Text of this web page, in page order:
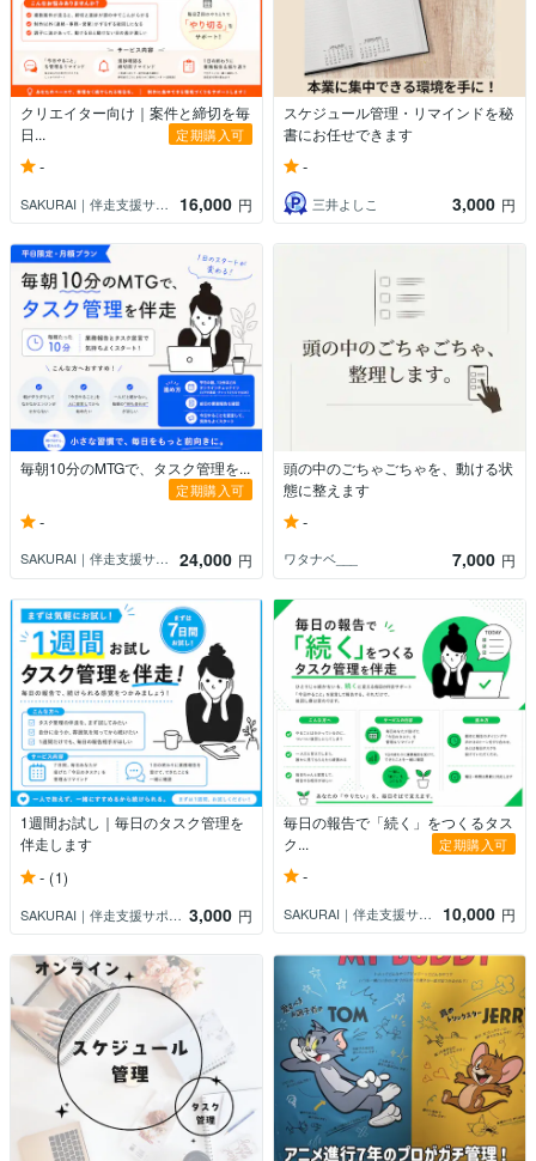
クリエイター向け｜案件と締切を毎
日...
定期購入可
-
SAKURAI｜伴走支援サポート 16,000 円
スケジュール管理・リマインドを秘
書にお任せできます
-
三井よしこ 3,000 円
毎朝10分のMTGで、タスク管理を...
定期購入可
-
SAKURAI｜伴走支援サポート 24,000 円
頭の中のごちゃごちゃを、動ける状
態に整えます
-
ワタナベ___ 7,000 円
1週間お試し｜毎日のタスク管理を
伴走します
- (1)
SAKURAI｜伴走支援サポート 3,000 円
毎日の報告で「続く」をつくるタス
ク...
定期購入可
-
SAKURAI｜伴走支援サポート 10,000 円